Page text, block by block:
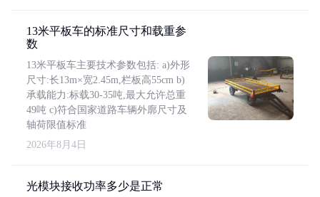
13米平板车的标准尺寸和载重参
数
13米平板车主要技术参数包括: a)外形
尺寸:长13m×宽2.45m,栏板高55cm b)
承载能力:标载30-35吨,最大允许总重
49吨 c)符合国家道路车辆外廓尺寸及
轴荷限值标准
2026年8月4日
光模块接收功率多少是正常